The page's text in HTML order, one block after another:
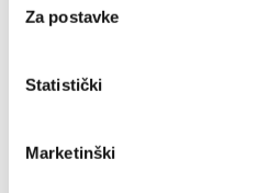
Za postavke
Statistički
Marketinški
PRETHODNI ČLANAK